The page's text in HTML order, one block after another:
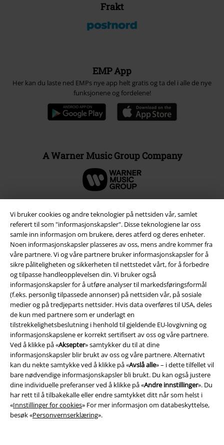
Vi bruker cookies og andre teknologier på nettsiden vår, samlet
referert til som "informasjonskapsler". Disse teknologiene lar oss
samle inn informasjon om brukere, deres atferd og deres enheter.
Noen informasjonskapsler plasseres av oss, mens andre kommer fra
våre partnere. Vi og våre partnere bruker informasjonskapsler for å
sikre påliteligheten og sikkerheten til nettstedet vårt, for å forbedre
og tilpasse handleopplevelsen din. Vi bruker også
informasjonskapsler for å utføre analyser til markedsføringsformål
(f.eks. personlig tilpassede annonser) på nettsiden vår, på sosiale
medier og på tredjeparts nettsider. Hvis data overføres til USA, deles
de kun med partnere som er underlagt en
tilstrekkelighetsbeslutning i henhold til gjeldende EU-lovgivning og
informasjonskapslene er korrekt sertifisert av oss og våre partnere.
Ved å klikke på «Aksepter» samtykker du til at dine
informasjonskapsler blir brukt av oss og våre partnere. Alternativt
kan du nekte samtykke ved å klikke på «Avslå alle» – i dette tilfellet vil
bare nødvendige informasjonskapsler bli brukt. Du kan også justere
dine individuelle preferanser ved å klikke på «Andre innstillinger». Du
har rett til å tilbakekalle eller endre samtykket ditt når som helst i
«Innstillinger for cookies» For mer informasjon om databeskyttelse,
besøk «Personvernserklæring».
Frakt
EMP App
Her kan du laste ned EMPs nye app helt gratis og ta del i alle de nye
funksjonene og fordelene!
A Warner Music Group Company
Juridisk informasjon/Vilkår
Vilkår
Impressum
Konfidensialitetserklæring
Avfallshåndtering og miljøbeskyttelse
Samsvarserklæring